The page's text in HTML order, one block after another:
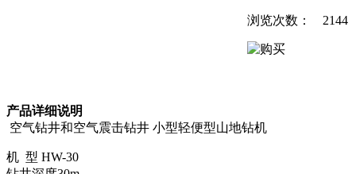
浏览次数： 2144
产品详细说明
空气钻井和空气震击钻井 小型轻便型山地钻机
机 型 HW-30